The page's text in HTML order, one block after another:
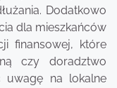
Dodatkowo
dla mieszkańców
finansowej, które
czy doradztwo
uwagę na lokalne